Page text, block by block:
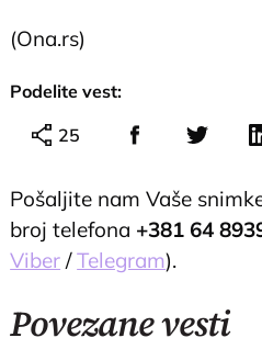
(Ona.rs)
Podelite vest:
25
Pošaljite nam Vaše
broj telefona +381 64
Viber /Telegram).
Povezane vesti